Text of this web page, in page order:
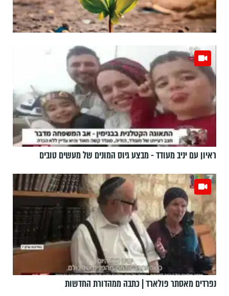
ראיון עם יניב מעודד - מבצע גיוס המונים של מעשים טובים
נפרדים מאסתר פולארד | כתבה ממהדורת החדשות